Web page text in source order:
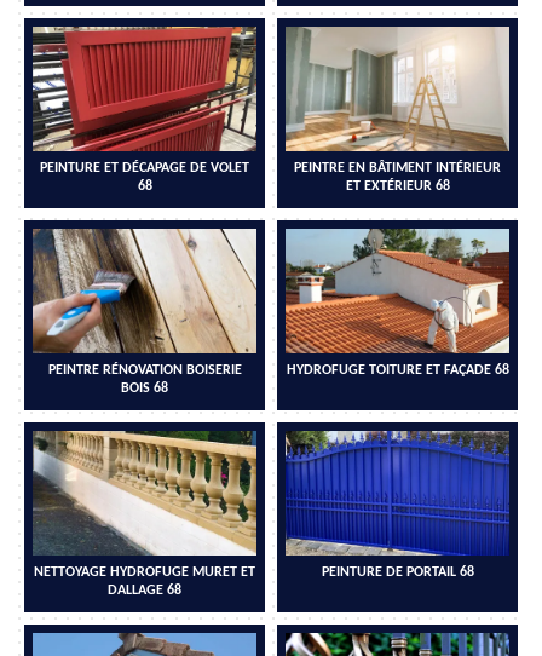
PEINTURE ET DÉCAPAGE DE VOLET
68
PEINTRE EN BÂTIMENT INTÉRIEUR
ET EXTÉRIEUR 68
PEINTRE RÉNOVATION BOISERIE
BOIS 68
HYDROFUGE TOITURE ET FAÇADE 68
NETTOYAGE HYDROFUGE MURET ET
DALLAGE 68
PEINTURE DE PORTAIL 68